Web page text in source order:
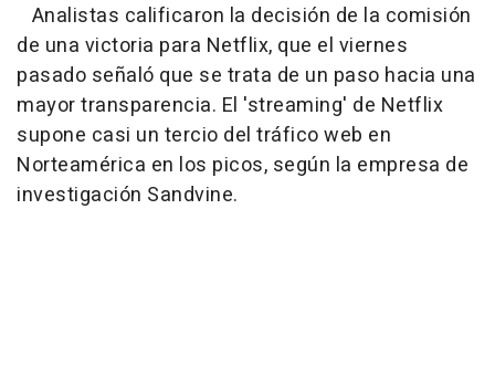
Analistas calificaron la decisión de la comisión
de una victoria para Netflix, que el viernes
pasado señaló que se trata de un paso hacia una
mayor transparencia. El 'streaming' de Netflix
supone casi un tercio del tráfico web en
Norteamérica en los picos, según la empresa de
investigación Sandvine.